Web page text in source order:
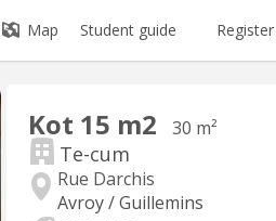
Map Student guide Register
Kot 15 m2 30 m²
Te-cum
Rue Darchis
Avroy / Guillemins